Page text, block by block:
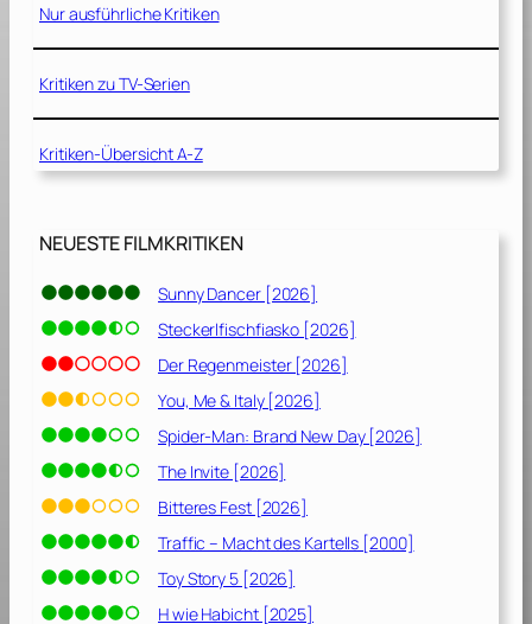
e
S
c
e
c
e
g
o
ß
e
T
r
a
u
m
[
2
Nur ausführliche Kritiken
Kritiken zu TV-Serien
Kritiken-Übersicht A-Z
NEUESTE FILMKRITIKEN
Sunny Dancer [2026]
Steckerlfischfiasko [2026]
Der Regenmeister [2026]
You, Me & Italy [2026]
Spider-Man: Brand New Day [2026]
The Invite [2026]
Bitteres Fest [2026]
Traffic – Macht des Kartells [2000]
Toy Story 5 [2026]
H wie Habicht [2025]